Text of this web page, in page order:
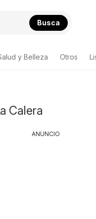
Busca
y Belleza Otros
Calera
ANUNCIO